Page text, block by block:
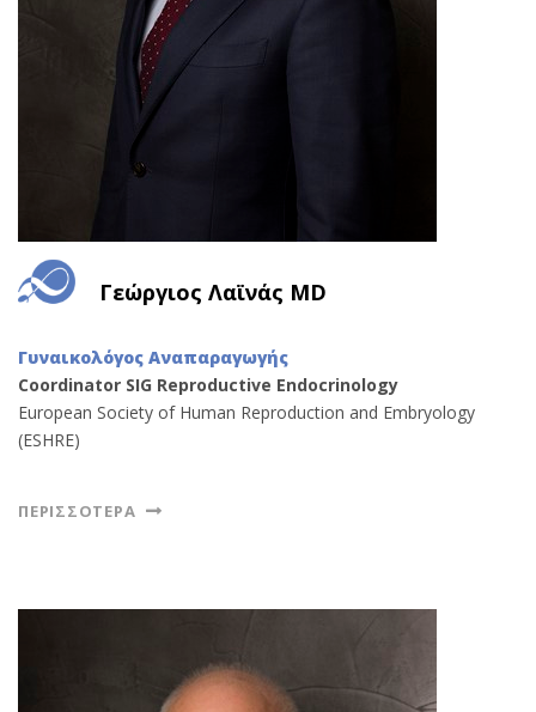
Γεώργιος Λαϊνάς MD
Γυναικολόγος Αναπαραγωγής
Coordinator SIG Reproductive Endocrinology
European Society of Human Reproduction and Embryology
(ESHRE)
ΠΕΡΙΣΣΌΤΕΡΑ